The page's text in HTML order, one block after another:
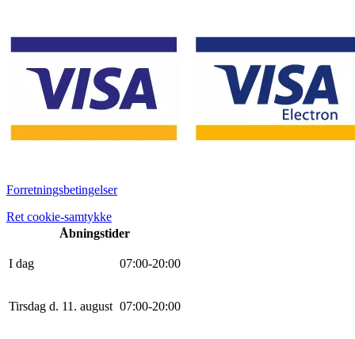
Forretningsbetingelser
Ret cookie-samtykke
Åbningstider
I dag 07:00-20:00
Tirsdag d. 11. august 07:00-20:00